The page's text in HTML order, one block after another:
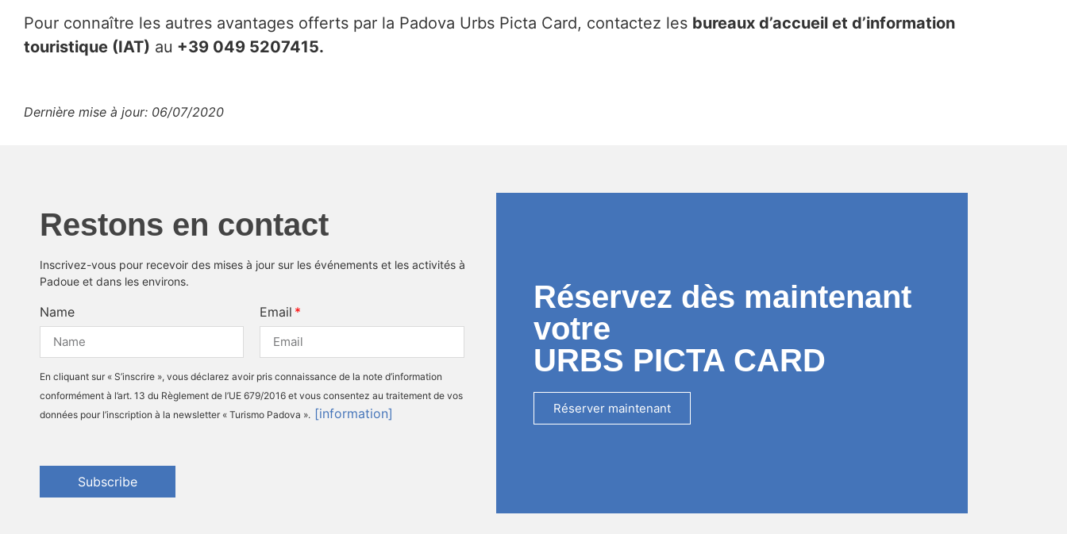
Pour connaître les autres avantages offerts par la Padova Urbs Picta Card, contactez les bureaux d’accueil et d’information
touristique (IAT) au +39 049 5207415.
Dernière mise à jour: 06/07/2020
Restons en contact
Inscrivez-vous pour recevoir des mises à jour sur les événements et les activités à
Padoue et dans les environs.
Name Email
En cliquant sur « S’inscrire », vous déclarez avoir pris connaissance de la note d’information
conformément à l’art. 13 du Règlement de l’UE 679/2016 et vous consentez au traitement de vos
données pour l’inscription à la newsletter « Turismo Padova ». [information]
Subscribe
Réservez dès maintenant
votre
URBS PICTA CARD
Réserver maintenant